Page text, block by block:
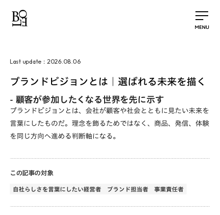
Last update： 2026.08.06
ブランドビジョンとは｜選ばれる未来を描く
- 顧客が参加したくなる世界を先に示す
ブランドビジョンとは、会社が顧客や社会とともに見たい未来を
言葉にしたものだ。理念を飾るためではなく、商品、発信、体験
を同じ方向へ進める判断軸になる。
この記事の対象
自社らしさを言葉にしたい経営者 ブランド担当者 事業責任者